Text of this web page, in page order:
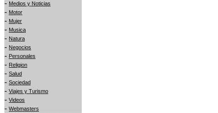
- Medios y Noticias
- Motor
- Mujer
- Musica
- Natura
- Negocios
- Personales
- Religion
- Salud
- Sociedad
- Viajes y Turismo
- Videos
- Webmasters